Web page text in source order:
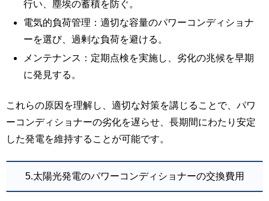
行い、塵埃の蓄積を防ぐ。
電気的負荷管理：適切な容量のパワーコンディショナ
ーを選び、過剰な負荷を避ける。
メンテナンス：定期点検を実施し、劣化の兆候を早期
に発見する。
これらの原因を理解し、適切な対策を講じることで、パワ
ーコンディショナーの劣化を遅らせ、長期間にわたり安定
した発電を維持することが可能です。
5.太陽光発電のパワーコンディショナーの交換費用